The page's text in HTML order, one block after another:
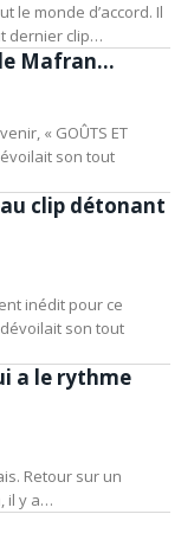
le monde d’accord. Il
dernier clip…
Mafran…
« GOÛTS ET
son tout
clip détonant
inédit pour ce
son tout
a le rythme
Retour sur un
il y a…